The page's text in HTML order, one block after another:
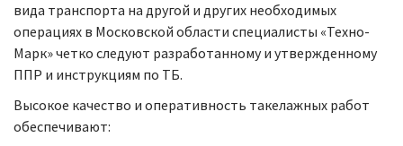
вида транспорта на другой и других необходимых
операциях в Московской области специалисты «Техно-
Марк» четко следуют разработанному и утвержденному
ППР и инструкциям по ТБ.
Высокое качество и оперативность такелажных работ
обеспечивают: